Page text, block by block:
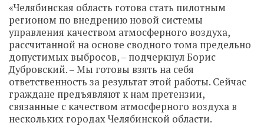
«Челябинская область готова стать пилотным
регионом по внедрению новой системы
управления качеством атмосферного воздуха,
рассчитанной на основе сводного тома предельно
допустимых выбросов, – подчеркнул Борис
Дубровский. – Мы готовы взять на себя
ответственность за результат этой работы. Сейчас
граждане предъявляют к нам претензии,
связанные с качеством атмосферного воздуха в
нескольких городах Челябинской области.